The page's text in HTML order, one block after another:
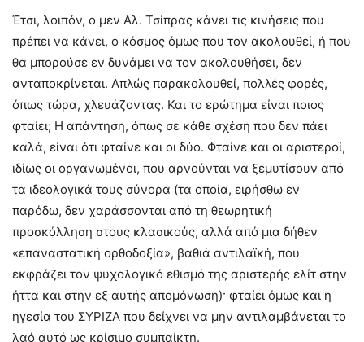
Έτσι, λοιπόν, ο μεν Αλ. Τσίπρας κάνει τις κινήσεις που
πρέπει να κάνει, ο κόσμος όμως που τον ακολουθεί, ή που
θα μπορούσε εν δυνάμει να τον ακολουθήσει, δεν
ανταποκρίνεται. Απλώς παρακολουθεί, πολλές φορές,
όπως τώρα, χλευάζοντας. Και το ερώτημα είναι ποιος
φταίει; Η απάντηση, όπως σε κάθε σχέση που δεν πάει
καλά, είναι ότι φταίνε και οι δύο. Φταίνε και οι αριστεροί,
ιδίως οι οργανωμένοι, που αρνούνται να ξεμυτίσουν από
τα ιδεολογικά τους σύνορα (τα οποία, ειρήσθω εν
παρόδω, δεν χαράσσονται από τη θεωρητική
προσκόλληση στους κλασικούς, αλλά από μια δήθεν
«επαναστατική ορθοδοξία», βαθιά αντιλαϊκή, που
εκφράζει τον ψυχολογικό εθισμό της αριστερής ελίτ στην
ήττα και στην εξ αυτής απομόνωση)· φταίει όμως και η
ηγεσία του ΣΥΡΙΖΑ που δείχνει να μην αντιλαμβάνεται το
λαό αυτό ως κρίσιμο συμπαίκτη.